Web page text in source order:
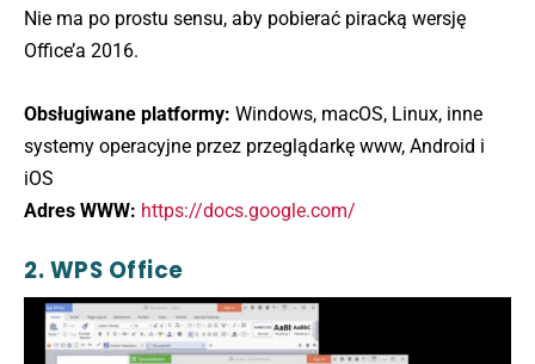
Nie ma po prostu sensu, aby pobierać piracką wersję
Office’a 2016.
Obsługiwane platformy: Windows, macOS, Linux, inne
systemy operacyjne przez przeglądarkę www, Android i
iOS
Adres WWW: https://docs.google.com/
2. WPS Office